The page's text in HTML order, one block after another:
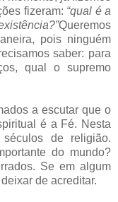
fizeram: “qual é a
Queremos
pois ninguém
saber: para
qual o supremo
escutar que o
é a Fé. Nesta
de religião.
do mundo?
Se em algum
de acreditar.